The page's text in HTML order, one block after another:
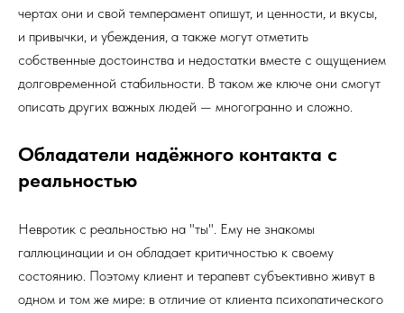
чертах они и свой темперамент опишут, и ценности, и вкусы,
и привычки, и убеждения, а также могут отметить
собственные достоинства и недостатки вместе с ощущением
долговременной стабильности. В таком же ключе они смогут
описать других важных людей — многогранно и сложно.
Обладатели надёжного контакта с
реальностью
Невротик с реальностью на "ты". Ему не знакомы
галлюцинации и он обладает критичностью к своему
состоянию. Поэтому клиент и терапевт субъективно живут в
одном и том же мире: в отличие от клиента психопатического